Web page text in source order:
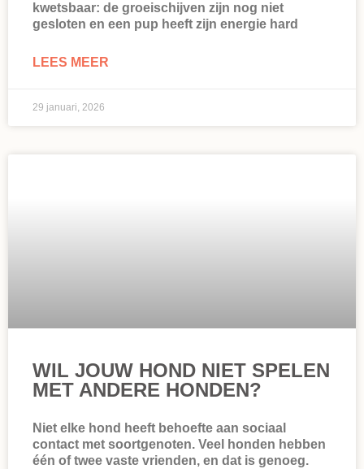
kwetsbaar: de groeischijven zijn nog niet
gesloten en een pup heeft zijn energie hard
LEES MEER
29 januari, 2026
WIL JOUW HOND NIET SPELEN
MET ANDERE HONDEN?
Niet elke hond heeft behoefte aan sociaal
contact met soortgenoten. Veel honden hebben
één of twee vaste vrienden, en dat is genoeg.